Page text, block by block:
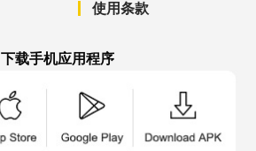
使用条款
下载手机应用程序